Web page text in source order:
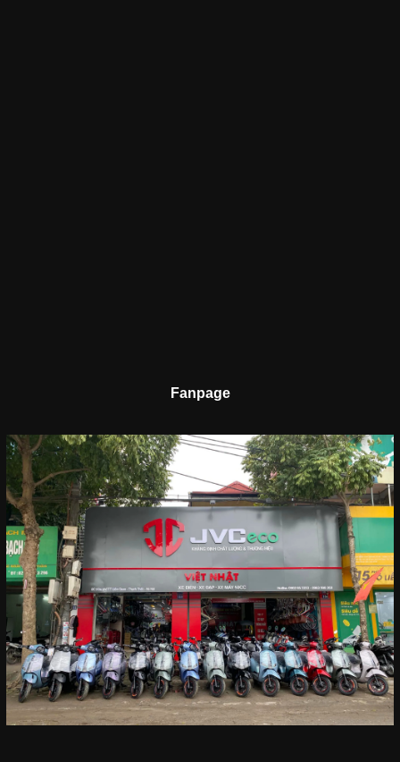
Fanpage